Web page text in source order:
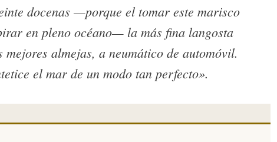
docenas —porque el tomar este marisco
en pleno océano— la más fina langosta
almejas, a neumático de automóvil.
el mar de un modo tan perfecto».